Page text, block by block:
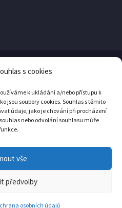
s cookies
k ukládání a/nebo přístupu k
jsou soubory cookies. Souhlas s těmito
údaje, jako je chování při procházení
nebo odvolání souhlasu může
vše
předvolby
osobních údajů
cookies (EU)